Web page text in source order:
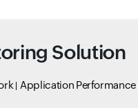
Solution
Application Performance